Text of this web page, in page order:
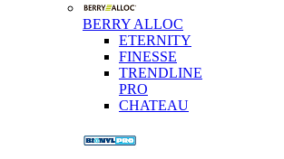
BERRY ALLOC
ETERNITY
FINESSE
TRENDLINE
PRO
CHATEAU